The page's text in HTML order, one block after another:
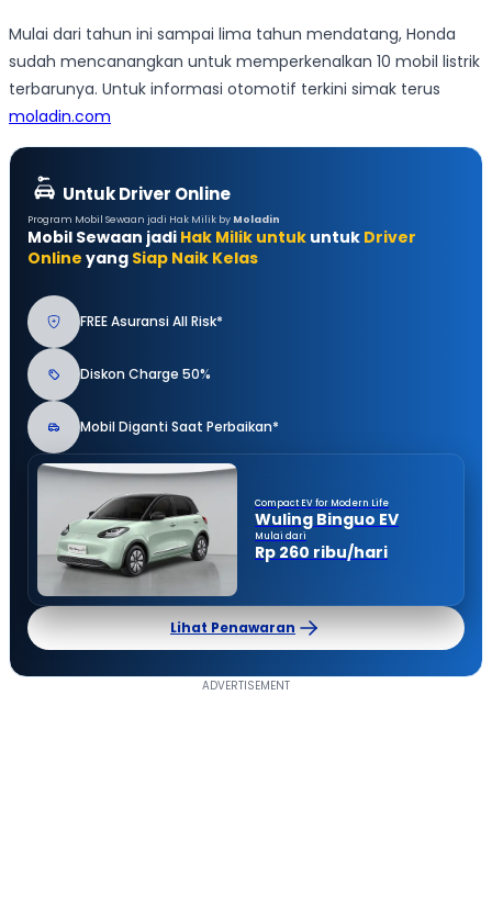
Mulai dari tahun ini sampai lima tahun mendatang, Honda
sudah mencanangkan untuk memperkenalkan 10 mobil listrik
terbarunya. Untuk informasi otomotif terkini simak terus
moladin.com
Untuk Driver Online
Program Mobil Sewaan jadi Hak Milik by Moladin
Mobil Sewaan jadi Hak Milik untuk untuk Driver
Online yang Siap Naik Kelas
FREE Asuransi All Risk*
Diskon Charge 50%
Mobil Diganti Saat Perbaikan*
Compact EV for Modern Life
Wuling Binguo EV
Mulai dari
Rp 260 ribu/hari
Lihat Penawaran